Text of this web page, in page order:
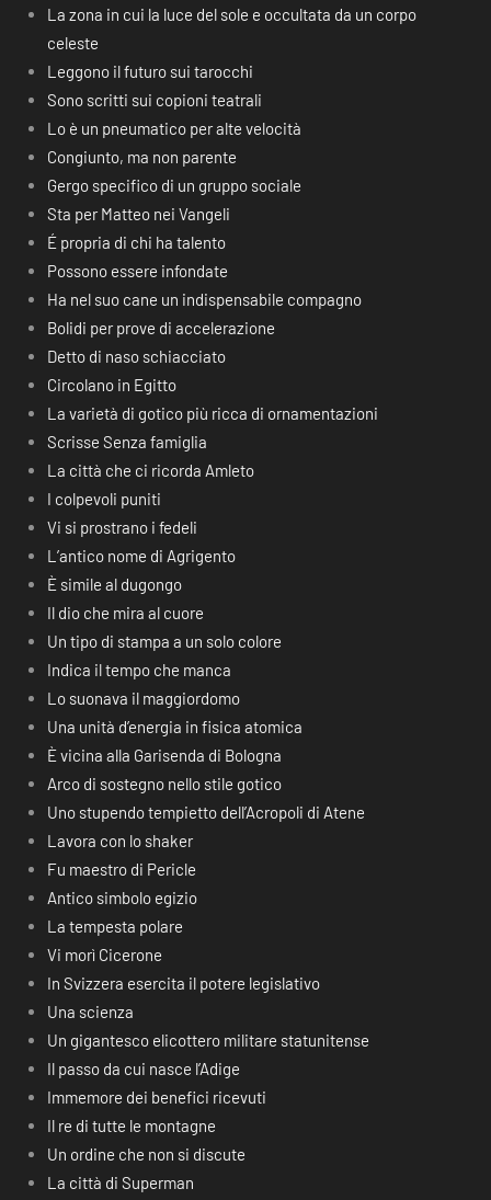
La zona in cui la luce del sole e occultata da un corpo
celeste
Leggono il futuro sui tarocchi
Sono scritti sui copioni teatrali
Lo è un pneumatico per alte velocità
Congiunto, ma non parente
Gergo specifico di un gruppo sociale
Sta per Matteo nei Vangeli
É propria di chi ha talento
Possono essere infondate
Ha nel suo cane un indispensabile compagno
Bolidi per prove di accelerazione
Detto di naso schiacciato
Circolano in Egitto
La varietà di gotico più ricca di ornamentazioni
Scrisse Senza famiglia
La città che ci ricorda Amleto
I colpevoli puniti
Vi si prostrano i fedeli
L’antico nome di Agrigento
È simile al dugongo
Il dio che mira al cuore
Un tipo di stampa a un solo colore
Indica il tempo che manca
Lo suonava il maggiordomo
Una unità d’energia in fisica atomica
È vicina alla Garisenda di Bologna
Arco di sostegno nello stile gotico
Uno stupendo tempietto dell’Acropoli di Atene
Lavora con lo shaker
Fu maestro di Pericle
Antico simbolo egizio
La tempesta polare
Vi morì Cicerone
In Svizzera esercita il potere legislativo
Una scienza
Un gigantesco elicottero militare statunitense
Il passo da cui nasce l’Adige
Immemore dei benefici ricevuti
Il re di tutte le montagne
Un ordine che non si discute
La città di Superman